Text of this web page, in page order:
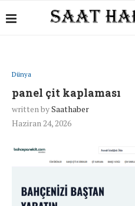
Dünya
panel çit kaplaması
written bySaathaber
Haziran 24, 2026